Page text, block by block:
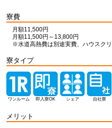
寮費
月額11,500円
月額11,500円～13,800円
※水道高熱費は別途実費、ハウスク
寮タイプ
ワンルーム 即入寮OK シェア 自社寮
メリット